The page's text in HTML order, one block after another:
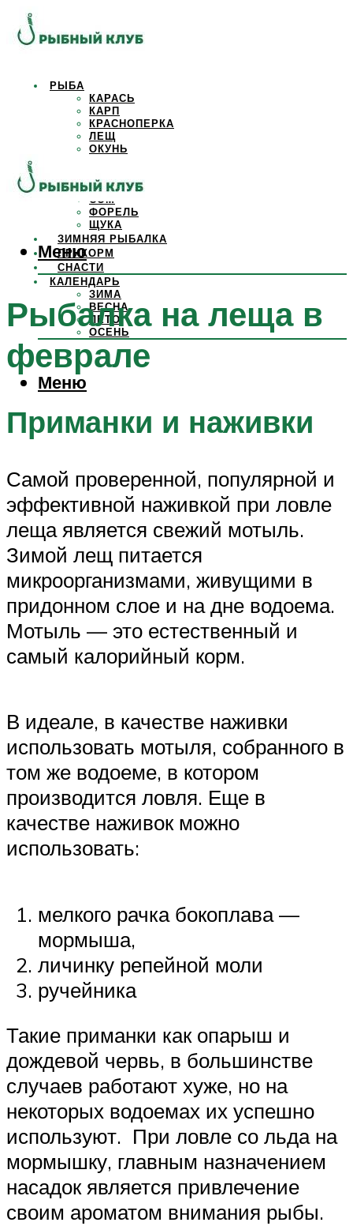
РЫБА
КАРАСЬ
КАРП
КРАСНОПЕРКА
ЛЕЩ
ОКУНЬ
САЗАН
СОМ
ФОРЕЛЬ
ЩУКА
ЗИМНЯЯ РЫБАЛКА
ПРИКОРМ
СНАСТИ
КАЛЕНДАРЬ
ЗИМА
ВЕСНА
ЛЕТО
ОСЕНЬ
Меню
Меню
Рыбалка на леща в
феврале
Приманки и наживки
Самой проверенной, популярной и
эффективной наживкой при ловле
леща является свежий мотыль.
Зимой лещ питается
микроорганизмами, живущими в
придонном слое и на дне водоема.
Мотыль — это естественный и
самый калорийный корм.
В идеале, в качестве наживки
использовать мотыля, собранного в
том же водоеме, в котором
производится ловля. Еще в
качестве наживок можно
использовать:
мелкого рачка бокоплава —
мормыша,
личинку репейной моли
ручейника
Такие приманки как опарыш и
дождевой червь, в большинстве
случаев работают хуже, но на
некоторых водоемах их успешно
используют. При ловле со льда на
мормышку, главным назначением
насадок является привлечение
своим ароматом внимания рыбы.